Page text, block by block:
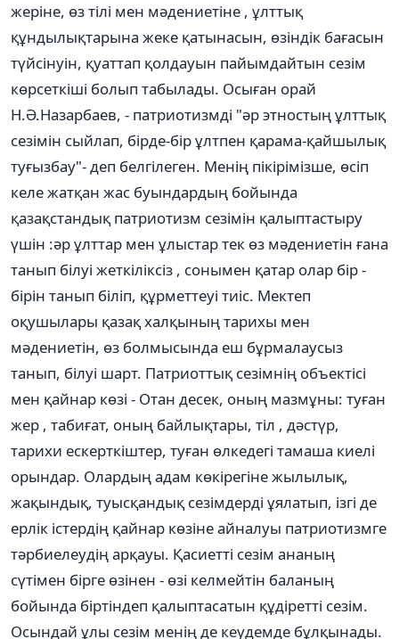
жеріне, өз тілі мен мәдениетіне , ұлттық
құндылықтарына жеке қатынасын, өзіндік бағасын
түйсінуін, қуаттап қолдауын пайымдайтын сезім
көрсеткіші болып табылады. Осыған орай
Н.Ә.Назарбаев, - патриотизмді "әр этностың ұлттық
сезімін сыйлап, бірде-бір ұлтпен қарама-қайшылық
туғызбау"- деп белгілеген. Менің пікірімізше, өсіп
келе жатқан жас буындардың бойында
қазақстандық патриотизм сезімін қалыптастыру
үшін :әр ұлттар мен ұлыстар тек өз мәдениетін ғана
танып білуі жеткіліксіз , сонымен қатар олар бір -
бірін танып біліп, құрметтеуі тиіс. Мектеп
оқушылары қазақ халқының тарихы мен
мәдениетін, өз болмысында еш бұрмалаусыз
танып, білуі шарт. Патриоттық сезімнің объектісі
мен қайнар көзі - Отан десек, оның мазмұны: туған
жер , табиғат, оның байлықтары, тіл , дәстүр,
тарихи ескерткіштер, туған өлкедегі тамаша киелі
орындар. Олардың адам көкірегіне жылылық,
жақындық, туысқандық сезімдерді ұялатып, ізгі де
ерлік істердің қайнар көзіне айналуы патриотизмге
тәрбиелеудің арқауы. Қасиетті сезім ананың
сүтімен бірге өзінен - өзі келмейтін баланың
бойында біртіндеп қалыптасатын құдіретті сезім.
Осындай ұлы сезім менің де кеудемде бұлқынады.